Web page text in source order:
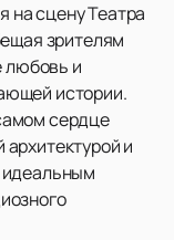
на сцену Театра
зрителям
любовь и
истории.
сердце
и
идеальным